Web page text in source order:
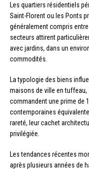
Les quartiers résidentiels
Saint-Florent ou les Ponts
généralement compris
secteurs attirent
avec jardins, dans un
commodités.
La typologie des biens
maisons de ville en
commandent une prime de
contemporaines
rareté, leur cachet
privilégiée.
Les tendances récentes
après plusieurs années de